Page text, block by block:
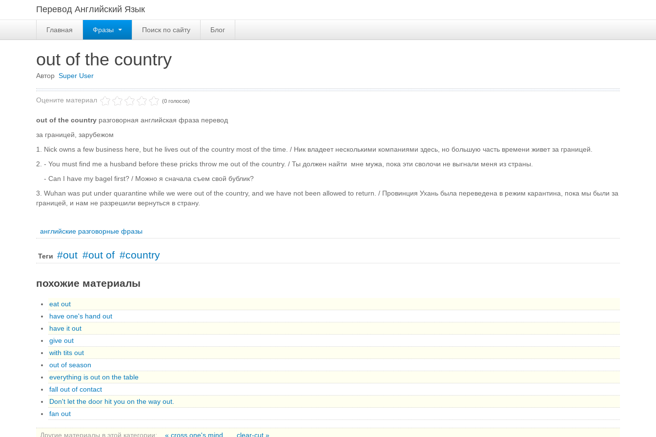
Перевод Английский Язык
Главная Фразы Поиск по сайту Блог
out of the country
Автор Super User
Оцените материал (0 голосов)
out of the country разговорная английская фраза перевод
за границей, зарубежом
1. Nick owns a few business here, but he lives out of the country most of the time. / Ник владеет несколькими компаниями здесь, но большую часть времени живет за границей.
2. - You must find me a husband before these pricks throw me out of the country. / Ты должен найти мне мужа, пока эти сволочи не выгнали меня из страны.
- Can I have my bagel first? / Можно я сначала съем свой бублик?
3. Wuhan was put under quarantine while we were out of the country, and we have not been allowed to return. / Провинция Ухань была переведена в режим карантина, пока мы были за
границей, и нам не разрешили вернуться в страну.
английские разговорные фразы
Теги #out #out of #country
похожие материалы
eat out
have one's hand out
have it out
give out
with tits out
out of season
everything is out on the table
fall out of contact
Don't let the door hit you on the way out.
fan out
Другие материалы в этой категории: « cross one's mind clear-cut »